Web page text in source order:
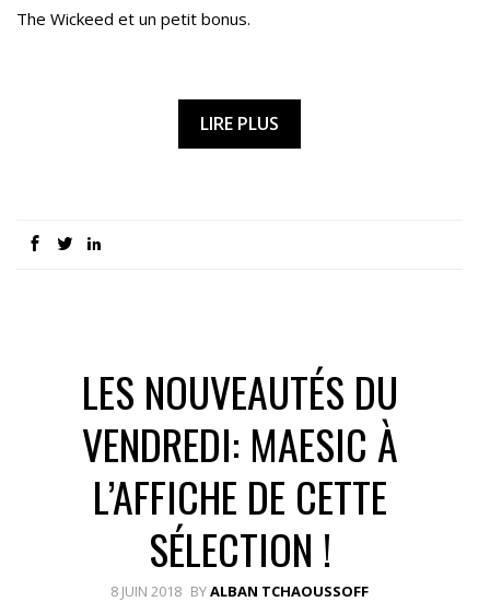
The Wickeed et un petit bonus.
LIRE PLUS
LES NOUVEAUTÉS DU
VENDREDI: MAESIC À
L’AFFICHE DE CETTE
SÉLECTION !
8 JUIN 2018 BYALBAN TCHAOUSSOFF